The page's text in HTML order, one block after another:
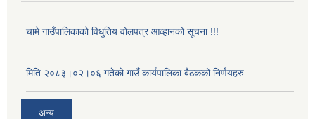
चामे गाउँपालिकाको विधुतिय वोलपत्र आव्हानको सूचना !!!
मिति २०८३।०२।०६ गतेको गाउँ कार्यपालिका बैठकको निर्णयहरु
अन्य